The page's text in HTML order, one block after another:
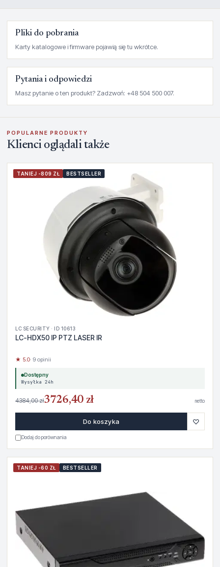
Pliki do pobrania
Karty katalogowe i firmware pojawią się tu wkrótce.
Pytania i odpowiedzi
Masz pytanie o ten produkt? Zadzwoń: +48 504 500 007.
POPULARNE PRODUKTY
Klienci oglądali także
TANIEJ -809 ZŁ BESTSELLER
LC SECURITY · ID 10613
LC-HDX50 IP PTZ LASER IR
★ 5.0· 9 opinii
Dostępny
Wysyłka 24h
4384,00 zł3726,40 zł netto
Do koszyka ♡
Dodaj do porównania
TANIEJ -60 ZŁ BESTSELLER